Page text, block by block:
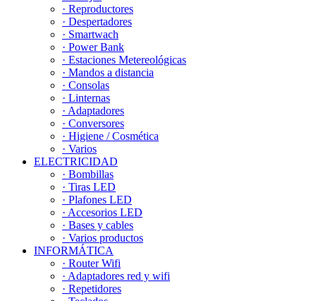
· Reproductores
· Despertadores
· Smartwach
· Power Bank
· Estaciones Metereológicas
· Mandos a distancia
· Consolas
· Linternas
· Adaptadores
· Conversores
· Higiene / Cosmética
· Varios
ELECTRICIDAD
· Bombillas
· Tiras LED
· Plafones LED
· Accesorios LED
· Bases y cables
· Varios productos
INFORMÁTICA
· Router Wifi
· Adaptadores red y wifi
· Repetidores